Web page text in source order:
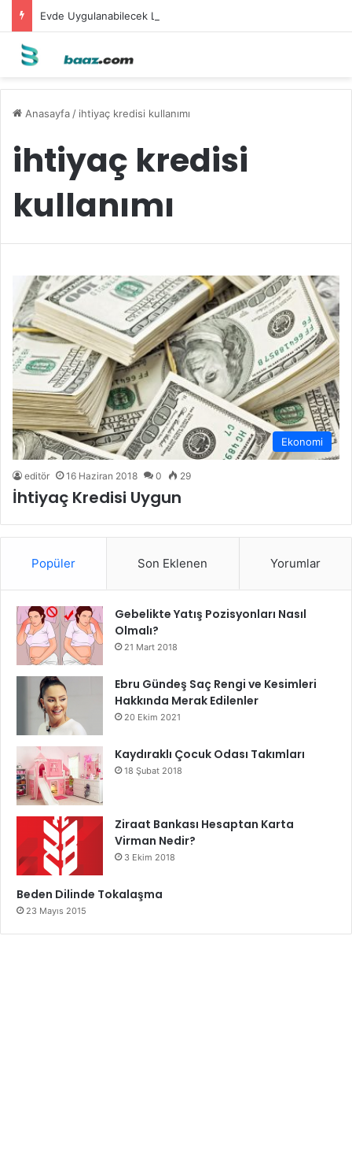
Evde Uygulanabilecek Leke Karşıtı Maskeler
Anasayfa / ihtiyaç kredisi kullanımı
ihtiyaç kredisi
kullanımı
Ekonomi
editör 16 Haziran 2018 0 29
İhtiyaç Kredisi Uygun
Popüler Son Eklenen Yorumlar
Gebelikte Yatış Pozisyonları Nasıl
Olmalı?
21 Mart 2018
Ebru Gündeş Saç Rengi ve Kesimleri
Hakkında Merak Edilenler
20 Ekim 2021
Kaydıraklı Çocuk Odası Takımları
18 Şubat 2018
Ziraat Bankası Hesaptan Karta
Virman Nedir?
3 Ekim 2018
Beden Dilinde Tokalaşma
23 Mayıs 2015